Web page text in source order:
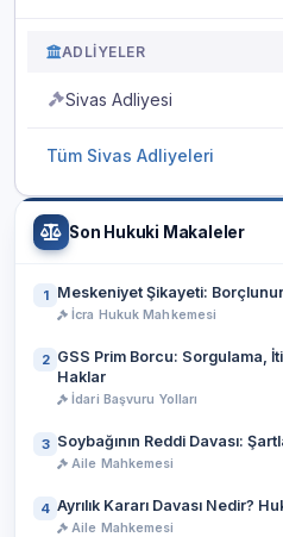
ADLIYELER
Sivas Adliyesi
Tüm Sivas Adliyeleri
Son Hukuki Makaleler
1 Meskeniyet Şikayeti:
İcra Hukuk Mahkemesi
2 GSS Prim Borcu: Sorgulama,
Haklar
İdari Başvuru Yolları
3 Soybağının Reddi Davası:
Aile Mahkemesi
4 Ayrılık Kararı Davası Nedir?
Aile Mahkemesi